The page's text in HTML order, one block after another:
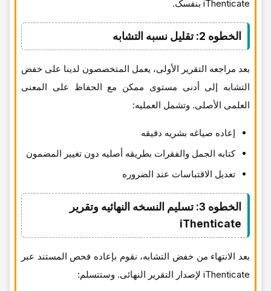
iThenticate بنفسک.
الخطوه 2: تقلیل نسبه التشابه
بعد مراجعه التقریر الأولی، یعمل المتخصصون لدینا على خفض
التشابه إلى أدنى مستوى ممکن مع الحفاظ على المعنى
العلمی الأصلی. وتشمل العملیه:
إعاده صیاغه بشریه دقیقه
کتابه الجمل والفقرات بطریقه أصلیه دون تغییر المضمون
تعدیل الاقتباسات عند الضروره
الخطوه 3: تسلیم النسخه النهائیه وتقریر
iThenticate
بعد الانتهاء من خفض التشابه، نقوم بإعاده فحص المستند عبر
iThenticate لإصدار التقریر النهائی. وستتسلم: